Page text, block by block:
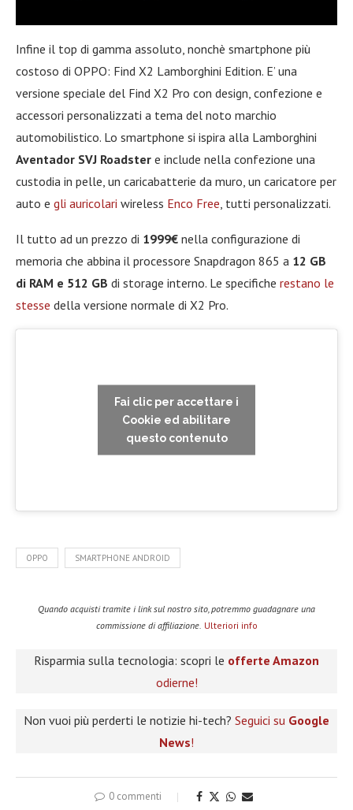
Infine il top di gamma assoluto, nonchè smartphone più
costoso di OPPO: Find X2 Lamborghini Edition. E’ una
versione speciale del Find X2 Pro con design, confezione e
accessori personalizzati a tema del noto marchio
automobilistico. Lo smartphone si ispira alla Lamborghini
Aventador SVJ Roadster e include nella confezione una
custodia in pelle, un caricabatterie da muro, un caricatore per
auto e gli auricolari wireless Enco Free, tutti personalizzati.
Il tutto ad un prezzo di 1999€ nella configurazione di
memoria che abbina il processore Snapdragon 865 a 12 GB
di RAM e 512 GB di storage interno. Le specifiche restano le
stesse della versione normale di X2 Pro.
Fai clic per accettare i
Cookie ed abilitare
questo contenuto
OPPO SMARTPHONE ANDROID
Quando acquisti tramite i link sul nostro sito, potremmo guadagnare una
commissione di affiliazione. Ulteriori info
Risparmia sulla tecnologia: scopri le offerte Amazon
odierne!
Non vuoi più perderti le notizie hi-tech? Seguici su Google
News!
0 commenti